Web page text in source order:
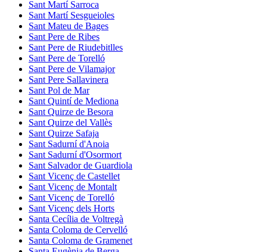
Sant Martí Sarroca
Sant Martí Sesgueioles
Sant Mateu de Bages
Sant Pere de Ribes
Sant Pere de Riudebitlles
Sant Pere de Torelló
Sant Pere de Vilamajor
Sant Pere Sallavinera
Sant Pol de Mar
Sant Quintí de Mediona
Sant Quirze de Besora
Sant Quirze del Vallès
Sant Quirze Safaja
Sant Sadurní d'Anoia
Sant Sadurní d'Osormort
Sant Salvador de Guardiola
Sant Vicenç de Castellet
Sant Vicenç de Montalt
Sant Vicenç de Torelló
Sant Vicenç dels Horts
Santa Cecília de Voltregà
Santa Coloma de Cervelló
Santa Coloma de Gramenet